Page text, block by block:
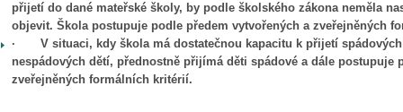
přijetí do dané mateřské školy, by podle školského zákona neměla
objevit. Škola postupuje podle předem vytvořených a zveřejněných
·
V situaci, kdy škola má dostatečnou kapacitu k přijetí
nespádových dětí, přednostně přijímá děti spádové a dále postupuje
zveřejněných formálních kritérií.